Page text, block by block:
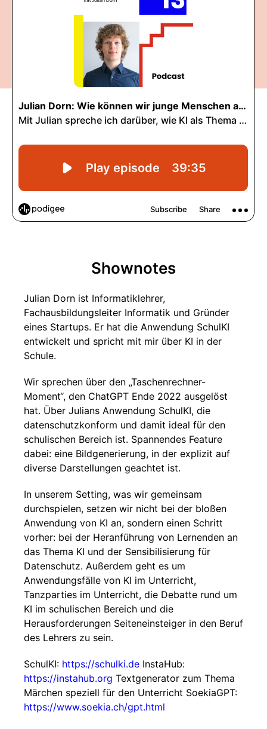
Shownotes
Julian Dorn ist Informatiklehrer,
Fachausbildungsleiter Informatik und Gründer
eines Startups. Er hat die Anwendung SchulKI
entwickelt und spricht mit mir über KI in der
Schule.
Wir sprechen über den „Taschenrechner-
Moment“, den ChatGPT Ende 2022 ausgelöst
hat. Über Julians Anwendung SchulKI, die
datenschutzkonform und damit ideal für den
schulischen Bereich ist. Spannendes Feature
dabei: eine Bildgenerierung, in der explizit auf
diverse Darstellungen geachtet ist.
In unserem Setting, was wir gemeinsam
durchspielen, setzen wir nicht bei der bloßen
Anwendung von KI an, sondern einen Schritt
vorher: bei der Heranführung von Lernenden an
das Thema KI und der Sensibilisierung für
Datenschutz. Außerdem geht es um
Anwendungsfälle von KI im Unterricht,
Tanzparties im Unterricht, die Debatte rund um
KI im schulischen Bereich und die
Herausforderungen Seiteneinsteiger in den Beruf
des Lehrers zu sein.
SchulKI: https://schulki.de InstaHub:
https://instahub.org Textgenerator zum Thema
Märchen speziell für den Unterricht SoekiaGPT:
https://www.soekia.ch/gpt.html